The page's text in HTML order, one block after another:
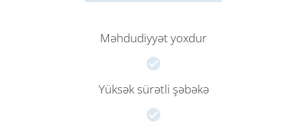
Məhdudiyyət yoxdur
Yüksək sürətli şəbəkə